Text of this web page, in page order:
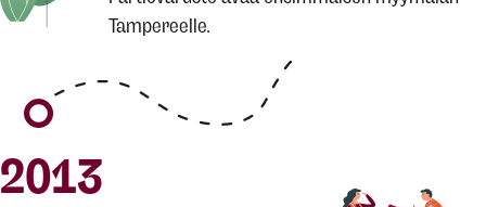
Tampereelle.
2013